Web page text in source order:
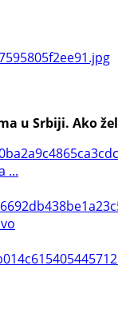
u Srbiji. Ako
...